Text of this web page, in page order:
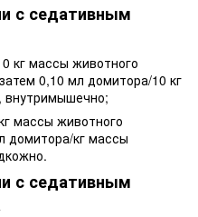
с седативным
кг массы животного
0,10 мл домитора/10 кг
внутримышечно;
массы животного
домитора/кг массы
с седативным